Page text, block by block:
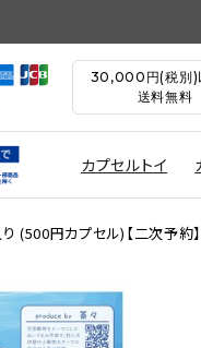
30,000円(税別)
送料無料
カプセルトイ
(500円カプセル)【二次予約】